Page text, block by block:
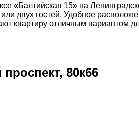
«Балтийская 15» на
двух гостей. Удобное
квартиру отличным вариантом
80к66